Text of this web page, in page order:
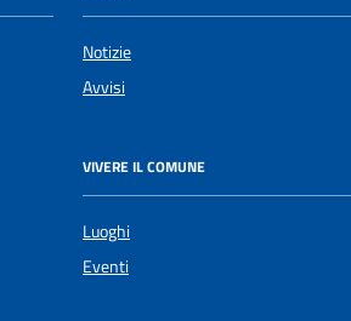
Notizie
Avvisi
VIVERE IL COMUNE
Luoghi
Eventi